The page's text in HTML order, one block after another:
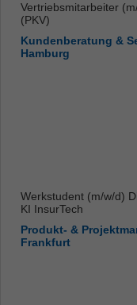
Vertriebsmitarbeiter
(PKV)
Kundenberatung &
Hamburg
Werkstudent (m/w/d)
KI InsurTech
Produkt- &
Frankfurt